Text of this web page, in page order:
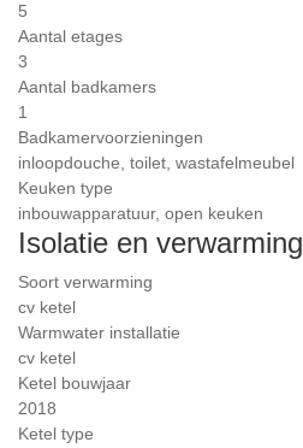
5
Aantal etages
3
Aantal badkamers
1
Badkamervoorzieningen
inloopdouche, toilet, wastafelmeubel
Keuken type
inbouwapparatuur, open keuken
Isolatie en verwarming
Soort verwarming
cv ketel
Warmwater installatie
cv ketel
Ketel bouwjaar
2018
Ketel type